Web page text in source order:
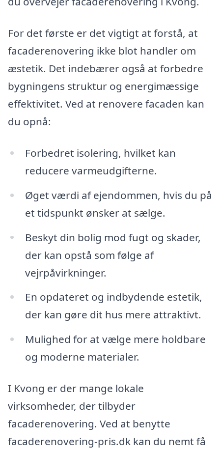
For det første er det vigtigt at forstå, at
facaderenovering ikke blot handler om
æstetik. Det indebærer også at forbedre
bygningens struktur og energimæssige
effektivitet. Ved at renovere facaden kan
du opnå:
Forbedret isolering, hvilket kan
reducere varmeudgifterne.
Øget værdi af ejendommen, hvis du på
et tidspunkt ønsker at sælge.
Beskyt din bolig mod fugt og skader,
der kan opstå som følge af
vejrpåvirkninger.
En opdateret og indbydende estetik,
der kan gøre dit hus mere attraktivt.
Mulighed for at vælge mere holdbare
og moderne materialer.
I Kvong er der mange lokale
virksomheder, der tilbyder
facaderenovering. Ved at benytte
facaderenovering-pris.dk kan du nemt få